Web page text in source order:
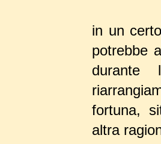
in un
potrebbe
durante
fortuna,
altra